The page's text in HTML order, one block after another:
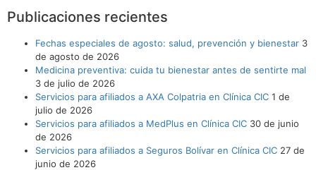
Publicaciones recientes
Fechas especiales de agosto: salud, prevención y bienestar 3
de agosto de 2026
Medicina preventiva: cuida tu bienestar antes de sentirte mal
3 de julio de 2026
Servicios para afiliados a AXA Colpatria en Clínica CIC 1 de
julio de 2026
Servicios para afiliados a MedPlus en Clínica CIC 30 de junio
de 2026
Servicios para afiliados a Seguros Bolívar en Clínica CIC 27 de
junio de 2026